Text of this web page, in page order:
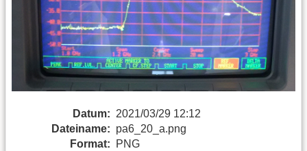
Datum: 2021/03/29 12:12
Dateiname: pa6_20_a.png
Format:
PNG